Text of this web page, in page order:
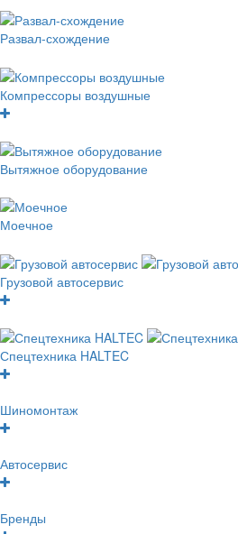
Развал-схождение
Компрессоры воздушные
Вытяжное оборудование
Моечное
Грузовой автосервис
Спецтехника HALTEC
Шиномонтаж
Автосервис
Бренды